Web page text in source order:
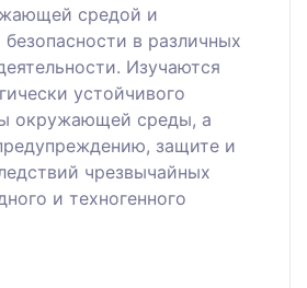
средой и
безопасности в различных
Изучаются
устойчивого
окружающей среды, а
защите и
чрезвычайных
и техногенного